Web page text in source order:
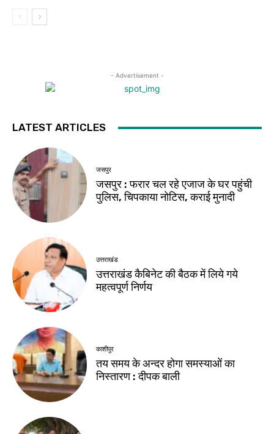
- Advertisement -
LATEST ARTICLES
जसपुर
जसपुर : फरार चल रहे एजाज के घर पहुंची
पुलिस, चिपकाया नोटिस, कराई मुनादी
उत्तराखंड
उत्तराखंड कैबिनेट की बैठक में लिये गये
महत्वपूर्ण निर्णय
काशीपुर
तय समय के अन्दर होगा समस्याओं का
निस्तारण : दीपक बाली